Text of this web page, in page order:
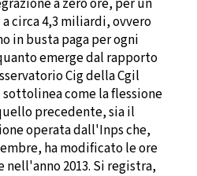
circa 4,3 miliardi, ovvero
in busta paga per ogni
emerge dal rapporto
Cig della Cgil
come la flessione
precedente, sia il
operata dall'Inps che,
ha modificato le ore
nell'anno 2013. Si registra,